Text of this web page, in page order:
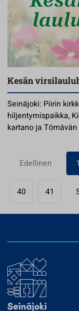
Kesän
Seinäjoki: Piirin
hiljentymispaikka,
kartano ja
Edellinen 1
40 41